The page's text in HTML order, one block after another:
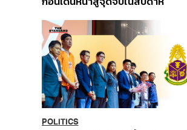
POLITICS